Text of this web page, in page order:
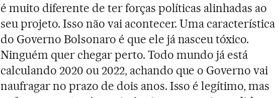
é muito diferente de ter forças políticas alinhadas ao
seu projeto. Isso não vai acontecer. Uma característica
do Governo Bolsonaro é que ele já nasceu tóxico.
Ninguém quer chegar perto. Todo mundo já está
calculando 2020 ou 2022, achando que o Governo vai
naufragar no prazo de dois anos. Isso é legítimo, mas